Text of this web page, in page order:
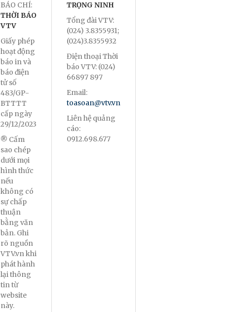
BÁO CHÍ:
THỜI BÁO
VTV
Giấy phép
hoạt động
báo in và
báo điện
tử số
483/GP-
BTTTT
cấp ngày
29/12/2023
® Cấm
sao chép
dưới mọi
hình thức
nếu
không có
sự chấp
thuận
bằng văn
bản. Ghi
rõ nguồn
VTV.vn khi
phát hành
lại thông
tin từ
website
này.
TRỌNG NINH
Tổng đài VTV:
(024) 3.8355931;
(024)3.8355932
Điện thoại Thời
báo VTV: (024)
66897 897
Email:
toasoan@vtv.vn
Liên hệ quảng
cáo:
0912.698.677